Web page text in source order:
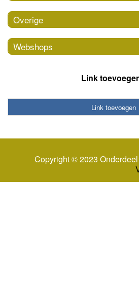
Overige
Webshops
Link
Link toevoegen
Copyright © 2023